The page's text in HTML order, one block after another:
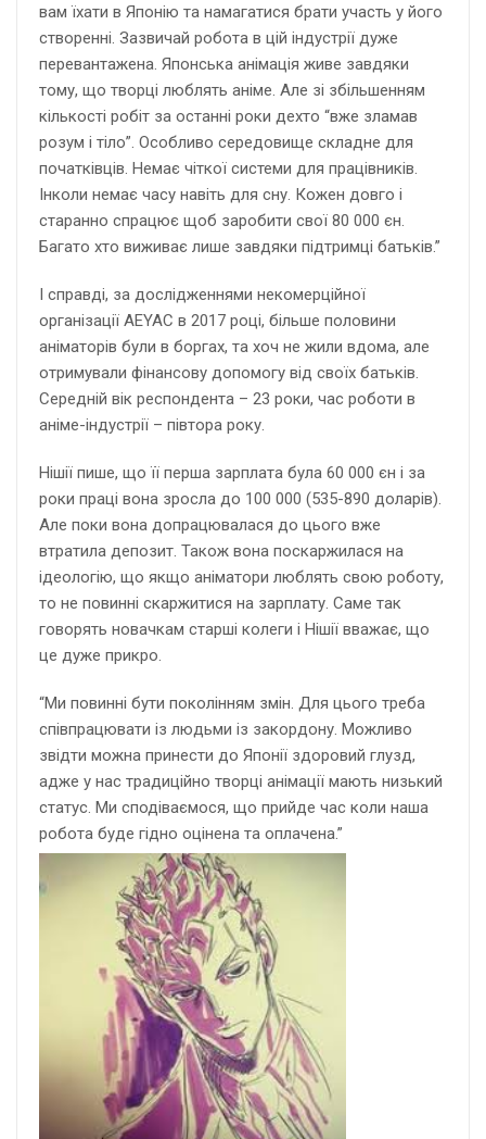
вам їхати в Японію та намагатися брати участь у його
створенні. Зазвичай робота в цій індустрії дуже
перевантажена. Японська анімація живе завдяки
тому, що творці люблять аніме. Але зі збільшенням
кількості робіт за останні роки дехто “вже зламав
розум і тіло”. Особливо середовище складне для
початківців. Немає чіткої системи для працівників.
Інколи немає часу навіть для сну. Кожен довго і
старанно спрацює щоб заробити свої 80 000 єн.
Багато хто виживає лише завдяки підтримці батьків.”
І справді, за дослідженнями некомерційної
організації AEYAC в 2017 році, більше половини
аніматорів були в боргах, та хоч не жили вдома, але
отримували фінансову допомогу від своїх батьків.
Середній вік респондента – 23 роки, час роботи в
аніме-індустрії – півтора року.
Нішії пише, що її перша зарплата була 60 000 єн і за
роки праці вона зросла до 100 000 (535-890 доларів).
Але поки вона допрацювалася до цього вже
втратила депозит. Також вона поскаржилася на
ідеологію, що якщо аніматори люблять свою роботу,
то не повинні скаржитися на зарплату. Саме так
говорять новачкам старші колеги і Нішії вважає, що
це дуже прикро.
“Ми повинні бути поколінням змін. Для цього треба
співпрацювати із людьми із закордону. Можливо
звідти можна принести до Японії здоровий глузд,
адже у нас традиційно творці анімації мають низький
статус. Ми сподіваємося, що прийде час коли наша
робота буде гідно оцінена та оплачена.”